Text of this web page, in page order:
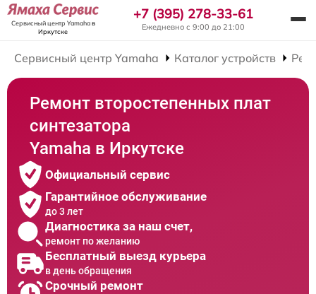
Сервисный центр Yamahaв
Иркутске
+7 (395) 278-33-61
Ежедневно с 9:00 до 21:00
Сервисный центр Yamaha Каталог устройств
Ремонт второстепенных плат
синтезатора
Yamaha в Иркутске
Официальный сервис
Гарантийное обслуживание
до 3 лет
Диагностика за наш счет,
ремонт по желанию
Бесплатный выезд курьера
в день обращения
Срочный ремонт